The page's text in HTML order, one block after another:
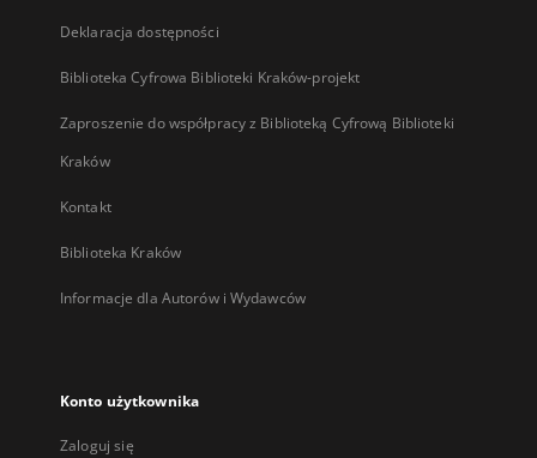
Deklaracja dostępności
Biblioteka Cyfrowa Biblioteki Kraków-projekt
Zaproszenie do współpracy z Biblioteką Cyfrową Biblioteki
Kraków
Kontakt
Biblioteka Kraków
Informacje dla Autorów i Wydawców
Konto użytkownika
Zaloguj się